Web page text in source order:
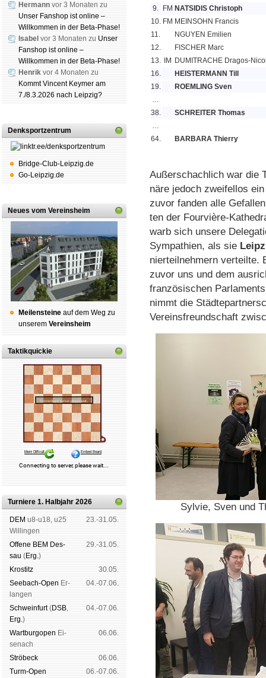
Hermann vor 3 Monaten zu
Unser Fanshop ist online –
Willkommen in der Beta-Phase!
Isabel vor 3 Monaten zu Unser
Fanshop ist online –
Willkommen in der Beta-Phase!
Henrik vor 4 Monaten zu
Kommt Vincent Keymer am
7./8.3.2026 nach Leipzig?
Denksportzentrum
Bridge-Club-Leipzig.de
Go-Leipzig.de
Neues vom Vereinsheim
Mei­len­stei­ne auf dem Weg zu
un­se­rem Ver­eins­heim
Taktikquickie
Turniere 1. Halbjahr 2026
DEM u8-u18, u25
Wil­lin­gen
23.-31.05.
Offene BEM Des­
sau (Erg.)
29.-31.05.
Kros­titz
30.05.
See­bach-Open Er­
lan­gen
04.-07.06.
Schwein­furt(DSB,
Erg.)
04.-07.06.
Wart­burg­open Ei­
se­nach
06.06.
Strö­beck
06.06.
Turm-Open
06.-07.06.
9.
FM NATSIDIS Christoph
10. FM MEINSOHN Francis
11.
NGUYEN Emilien
12.
FISCHER Marc
13.
IM
DUMITRACHE Dragos-
16.
HEISTERMANN Till
19.
ROEMLING Sven
…
38.
SCHREITER Thomas
…
64.
BARBARA Thierry
Außer­schach­lich war die
nä­re je­doch zwei­fel­los
zu­vor fan­den alle
ten der Four­vière-
warb sich un­se­re
Sym­pa­thien, als sie
nier­teil­neh­mern ver­teil­te.
zu­vor uns und dem
fran­zö­si­schen
nimmt die
Ver­eins­freund­schaft
Sylvie, Sven und